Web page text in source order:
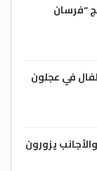
“فرسان
في عجلون
يزورون